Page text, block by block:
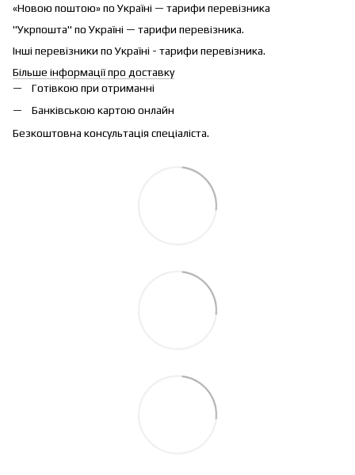
«Новою поштою» по Україні — тарифи перевізника
"Укрпошта" по Україні — тарифи перевізника.
Інші перевізники по Україні - тарифи перевізника.
Більше інформації про доставку
Готівкою при отриманні
Банківською картою онлайн
Безкоштовна консультація спеціаліста.